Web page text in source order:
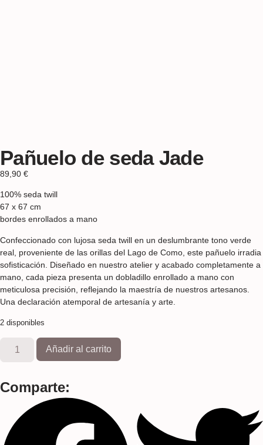
Pañuelo de seda Jade
89,90 €
100% seda twill
67 x 67 cm
bordes enrollados a mano
Confeccionado con lujosa seda twill en un deslumbrante tono verde
real, proveniente de las orillas del Lago de Como, este pañuelo irradia
sofisticación. Diseñado en nuestro atelier y acabado completamente a
mano, cada pieza presenta un dobladillo enrollado a mano con
meticulosa precisión, reflejando la maestría de nuestros artesanos.
Una declaración atemporal de artesanía y arte.
2 disponibles
Añadir al carrito
Comparte: